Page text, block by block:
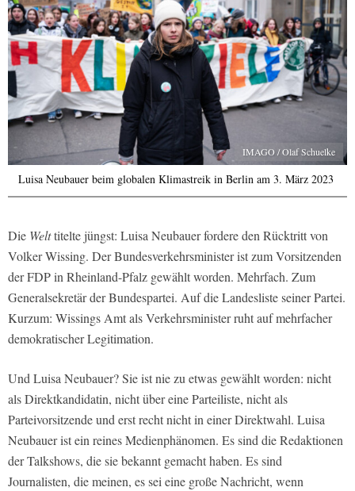
IMAGO / Olaf Schuelke
Luisa Neubauer beim globalen Klimastreik in Berlin am 3. März 2023
Die Welttitelte jüngst: Luisa Neubauer fordere den Rücktritt von
Volker Wissing. Der Bundesverkehrsminister ist zum Vorsitzenden
der FDP in Rheinland-Pfalz gewählt worden. Mehrfach. Zum
Generalsekretär der Bundespartei. Auf die Landesliste seiner Partei.
Kurzum: Wissings Amt als Verkehrsminister ruht auf mehrfacher
demokratischer Legitimation.
Und Luisa Neubauer? Sie ist nie zu etwas gewählt worden: nicht
als Direktkandidatin, nicht über eine Parteiliste, nicht als
Parteivorsitzende und erst recht nicht in einer Direktwahl. Luisa
Neubauer ist ein reines Medienphänomen. Es sind die Redaktionen
der Talkshows, die sie bekannt gemacht haben. Es sind
Journalisten, die meinen, es sei eine große Nachricht, wenn